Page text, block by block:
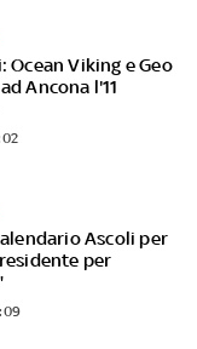
Ocean Viking e Geo
Ancona l'11
Ascoli per
per